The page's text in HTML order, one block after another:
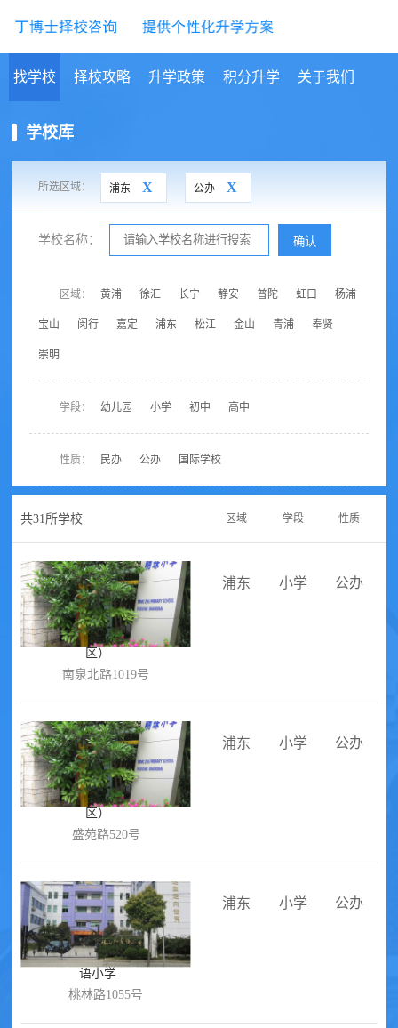
找学校 择校攻略 升学政策 积分升学 关于我们
学校库
所选区域： 浦东 X 公办 X
学校名称： 确认
区域： 黄浦 徐汇 长宁 静安 普陀 虹口 杨浦
宝山 闵行 嘉定 浦东 松江 金山 青浦 奉贤
崇明
学段： 幼儿园 小学 初中 高中
性质： 民办 公办 国际学校
共31 所学校 区域 学段 性质
上海市浦东新区明珠小学（A
区）
南泉北路1019号
浦东 小学 公办
上海市浦东新区明珠小学（C
区）
盛苑路520号
浦东 小学 公办
上海市浦东新区福山花园外国
语小学
桃林路1055号
浦东 小学 公办